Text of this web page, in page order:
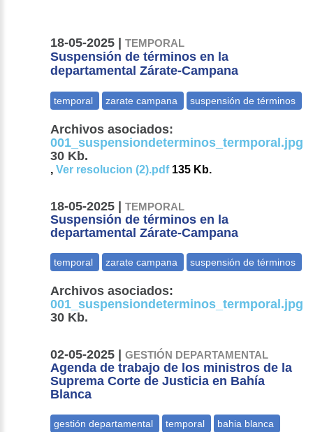
18-05-2025 |TEMPORAL
Suspensión de términos en la
departamental Zárate-Campana
Archivos asociados:
001_suspensiondeterminos_termporal.jpg
30 Kb.
,Ver resolucion (2).pdf135 Kb.
18-05-2025 |TEMPORAL
Suspensión de términos en la
departamental Zárate-Campana
Archivos asociados:
001_suspensiondeterminos_termporal.jpg
30 Kb.
02-05-2025 |GESTIÓN DEPARTAMENTAL
Agenda de trabajo de los ministros de la
Suprema Corte de Justicia en Bahía
Blanca